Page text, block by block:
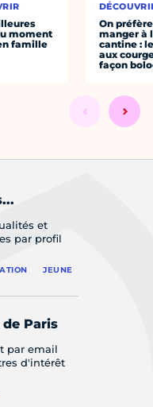
moment
famille
On préfère
manger à
cantine :
aux
façon
et
par profil
JEUNE
Paris
par email
d'intérêt